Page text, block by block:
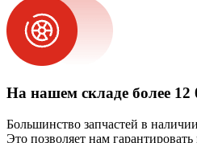
На нашем складе более 12
Большинство запчастей в
Это позволяет нам